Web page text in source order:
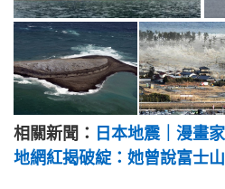
相關新聞： 日本地震｜漫畫
地網紅揭破綻：她曾說富士